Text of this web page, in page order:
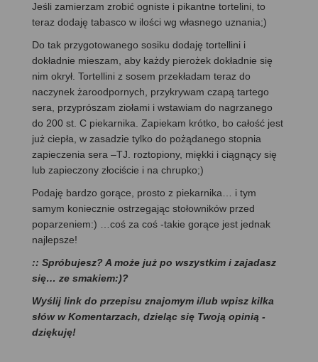
Jeśli zamierzam zrobić ogniste i pikantne tortelini, to
teraz dodaję tabasco w ilości wg własnego uznania;)
Do tak przygotowanego sosiku dodaję tortellini i
dokładnie mieszam, aby każdy pierożek dokładnie się
nim okrył. Tortellini z sosem przekładam teraz do
naczynek żaroodpornych, przykrywam czapą tartego
sera, przyprószam ziołami i wstawiam do nagrzanego
do 200 st. C piekarnika. Zapiekam krótko, bo całość jest
już ciepła, w zasadzie tylko do pożądanego stopnia
zapieczenia sera –TJ. roztopiony, miękki i ciągnący się
lub zapieczony złociście i na chrupko;)
Podaję bardzo gorące, prosto z piekarnika… i tym
samym koniecznie ostrzegając stołowników przed
poparzeniem:) …coś za coś -takie gorące jest jednak
najlepsze!
:: Spróbujesz? A może już po wszystkim i zajadasz
się… ze smakiem:)?
Wyślij link do przepisu znajomym i/lub wpisz kilka
słów w Komentarzach, dzieląc się Twoją opinią -
dziękuję!